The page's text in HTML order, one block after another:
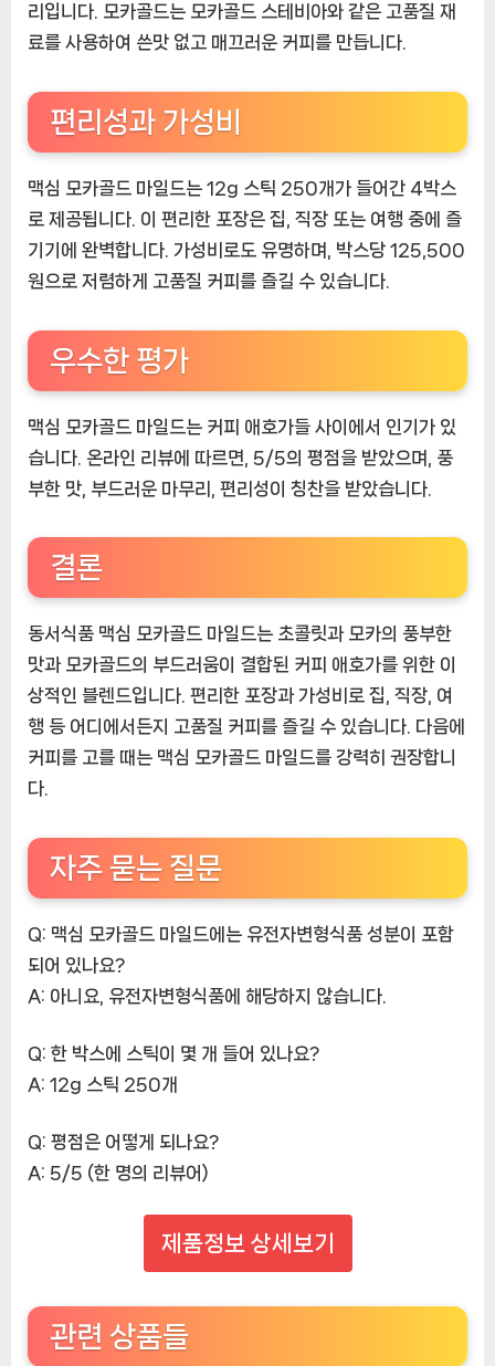
리입니다. 모카골드는 모카골드 스테비아와 같은 고품질 재
료를 사용하여 쓴맛 없고 매끄러운 커피를 만듭니다.
편리성과 가성비
맥심 모카골드 마일드는 12g 스틱 250개가 들어간 4박스
로 제공됩니다. 이 편리한 포장은 집, 직장 또는 여행 중에 즐
기기에 완벽합니다. 가성비로도 유명하며, 박스당 125,500
원으로 저렴하게 고품질 커피를 즐길 수 있습니다.
우수한 평가
맥심 모카골드 마일드는 커피 애호가들 사이에서 인기가 있
습니다. 온라인 리뷰에 따르면, 5/5의 평점을 받았으며, 풍
부한 맛, 부드러운 마무리, 편리성이 칭찬을 받았습니다.
결론
동서식품 맥심 모카골드 마일드는 초콜릿과 모카의 풍부한
맛과 모카골드의 부드러움이 결합된 커피 애호가를 위한 이
상적인 블렌드입니다. 편리한 포장과 가성비로 집, 직장, 여
행 등 어디에서든지 고품질 커피를 즐길 수 있습니다. 다음에
커피를 고를 때는 맥심 모카골드 마일드를 강력히 권장합니
다.
자주 묻는 질문
Q: 맥심 모카골드 마일드에는 유전자변형식품 성분이 포함
되어 있나요?
A: 아니요, 유전자변형식품에 해당하지 않습니다.
Q: 한 박스에 스틱이 몇 개 들어 있나요?
A: 12g 스틱 250개
Q: 평점은 어떻게 되나요?
A: 5/5 (한 명의 리뷰어)
제품정보 상세보기
관련 상품들